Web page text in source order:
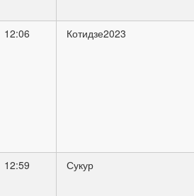
12:06 Котидзе2023
12:59 Сукур